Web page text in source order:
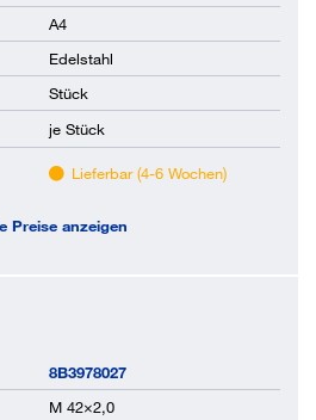
A4
Edelstahl
Stück
je Stück
Lieferbar (4-6 Wochen)
Preise anzeigen
8B3978027
M 42×2,0